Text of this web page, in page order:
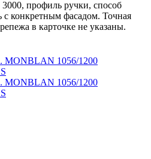
3000, профиль ручки, способ
с конкретным фасадом. Точная
в карточке не указаны.
MONBLAN 1056/1200
MONBLAN 1056/1200